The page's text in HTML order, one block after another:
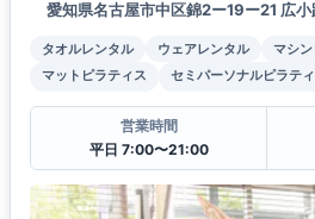
愛知県名古屋市中区錦2ー19ー21 広
タオルレンタル ウェアレンタル
マシ
マットピラティス
セミパーソナルピラテ
営業時間
平日 7:00〜21:00